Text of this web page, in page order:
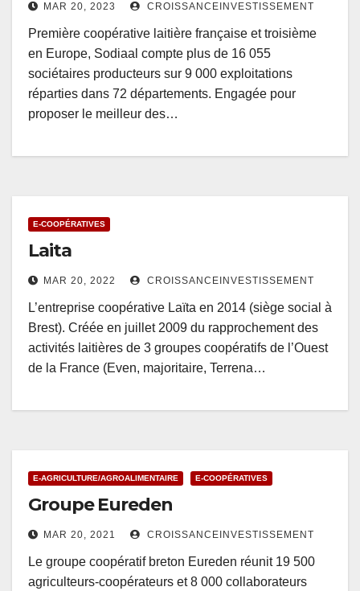
MAR 20, 2023 CROISSANCEINVESTISSEMENT
Première coopérative laitière française et troisième
en Europe, Sodiaal compte plus de 16 055
sociétaires producteurs sur 9 000 exploitations
réparties dans 72 départements. Engagée pour
proposer le meilleur des…
E-COOPÉRATIVES
Laita
MAR 20, 2022 CROISSANCEINVESTISSEMENT
L’entreprise coopérative Laïta en 2014 (siège social à
Brest). Créée en juillet 2009 du rapprochement des
activités laitières de 3 groupes coopératifs de l’Ouest
de la France (Even, majoritaire, Terrena…
E-AGRICULTURE/AGROALIMENTAIRE E-COOPÉRATIVES
Groupe Eureden
MAR 20, 2021 CROISSANCEINVESTISSEMENT
Le groupe coopératif breton Eureden réunit 19 500
agriculteurs-coopérateurs et 8 000 collaborateurs